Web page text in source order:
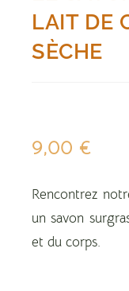
LAIT DE
SÈCHE
9,00 €
Rencontrez
un savon
et du corps.